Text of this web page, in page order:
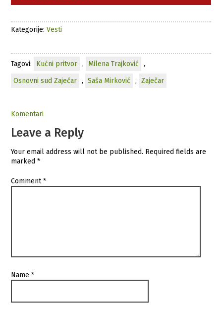
Kategorije:Vesti
Tagovi: Kućni pritvor , Milena Trajković
,
Osnovni sud Zaječar
, Saša Mirković , Zaječar
Komentari
Leave a Reply
Your email address will not be published. Required fields are
marked*
Comment*
Name*